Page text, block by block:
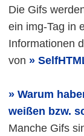
Die Gifs
ein img-Tag in
Informationen
von
Warum
weißen bzw.
Manche Gifs